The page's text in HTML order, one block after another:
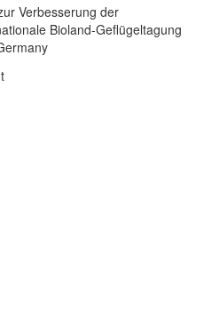
Verbesserung der
Bioland-Geflügeltagung